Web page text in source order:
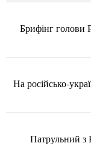
Брифінг голови
На російсько-
Патрульний з